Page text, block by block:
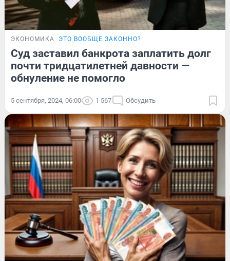
ЭКОНОМИКА ЭТО ВООБЩЕ ЗАКОННО?
Суд заставил банкрота заплатить долг
почти тридцатилетней давности —
обнуление не помогло
5 сентября, 2024, 06:00 1 567 Обсудить